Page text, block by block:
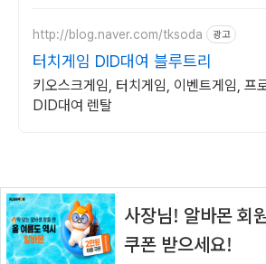
http://blog.naver.com/tksoda 광고
터치게임 DID대여 블루트리
키오스크게임, 터치게임, 이벤트게임, 프
DID대여 렌탈